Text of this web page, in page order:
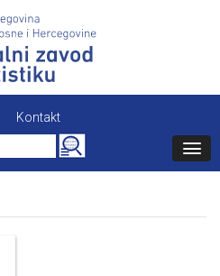
Kontakt
Search
for: